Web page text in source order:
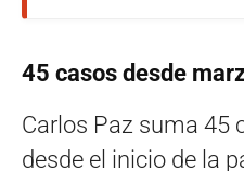
45 casos desde
Carlos Paz suma 45
desde el inicio de la